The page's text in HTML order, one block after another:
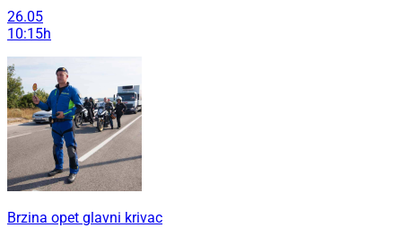
26.05
10:15h
Brzina opet glavni krivac